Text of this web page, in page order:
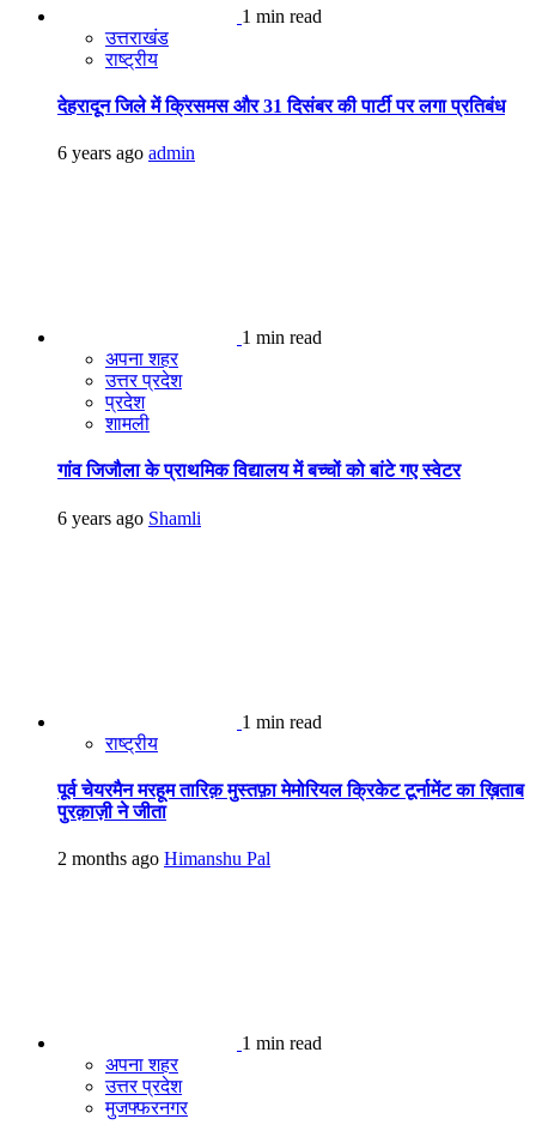
1 min read
उत्तराखंड
राष्ट्रीय
देहरादून जिले में क्रिसमस और 31 दिसंबर की पार्टी पर लगा प्रतिबंध
6 years ago admin
1 min read
अपना शहर
उत्तर प्रदेश
प्रदेश
शामली
गांव जिजौला के प्राथमिक विद्यालय में बच्चों को बांटे गए स्वेटर
6 years ago Shamli
1 min read
राष्ट्रीय
पूर्व चेयरमैन मरहूम तारिक़ मुस्तफ़ा मेमोरियल क्रिकेट टूर्नामेंट का ख़िताब
पुरक़ाज़ी ने जीता
2 months ago Himanshu Pal
1 min read
अपना शहर
उत्तर प्रदेश
मुजफ्फरनगर